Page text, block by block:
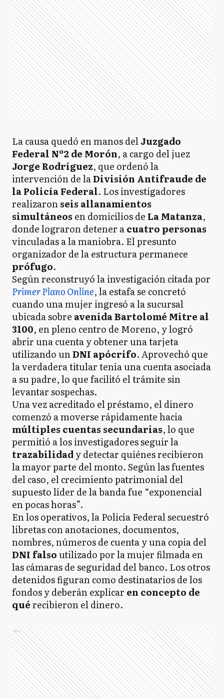
La causa quedó en manos delJuzgado
Federal Nº2 de Morón, a cargo del juez
Jorge Rodríguez, que ordenó la
intervención de laDivisión Antifraude de
la Policía Federal. Los investigadores
realizaronseis allanamientos
simultáneos en domicilios de La Matanza,
donde lograron detener acuatro personas
vinculadas a la maniobra. El presunto
organizador de la estructura permanece
prófugo.
Según reconstruyó la investigación citada por
Primer Plano Online, la estafa se concretó
cuando una mujer ingresó a la sucursal
ubicada sobre avenida Bartolomé Mitre al
3100, en pleno centro de Moreno, y logró
abrir una cuenta y obtener una tarjeta
utilizando unDNI apócrifo. Aprovechó que
la verdadera titular tenía una cuenta asociada
a su padre, lo que facilitó el trámite sin
levantar sospechas.
Una vez acreditado el préstamo, el dinero
comenzó a moverse rápidamente hacia
múltiples cuentas secundarias, lo que
permitió a los investigadores seguir la
trazabilidady detectar quiénes recibieron
la mayor parte del monto. Según las fuentes
del caso, el crecimiento patrimonial del
supuesto líder de la banda fue “exponencial
en pocas horas”.
En los operativos, la Policía Federal secuestró
libretas con anotaciones, documentos,
nombres, números de cuenta y una copia del
DNI falsoutilizado por la mujer filmada en
las cámaras de seguridad del banco. Los otros
detenidos figuran como destinatarios de los
fondos y deberán explicar en concepto de
quérecibieron el dinero.
Ads